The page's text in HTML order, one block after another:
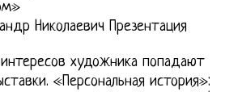
Николаевич Презентация
художника попадают
«Персональная история»: